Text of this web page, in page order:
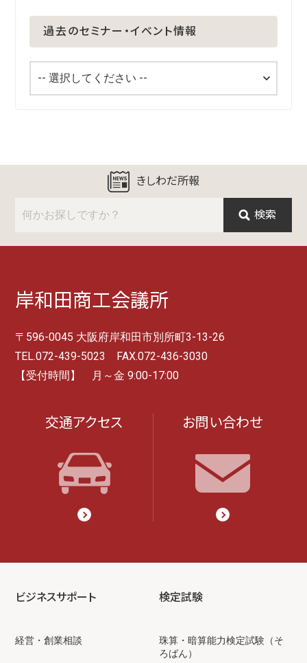
過去のセミナー・イベント情報
きしわだ所報
検索
岸和田商工会議所
〒596-0045 大阪府岸和田市別所町3-13-26
TEL.072-439-5023 FAX.072-436-3030
【受付時間】 月～金 9:00-17:00
交通アクセス お問い合わせ
ビジネスサポート
経営・創業相談
検定試験
珠算・暗算能力検定試験（そ
ろばん）